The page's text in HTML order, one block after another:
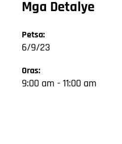
Mga Detalye
Petsa:
6/9/23
Oras:
9:00 am - 11:00 am